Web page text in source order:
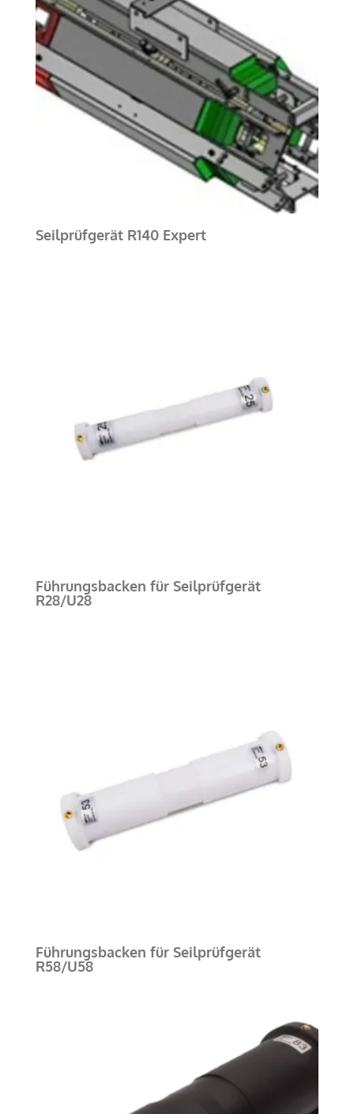
Seilprüfgerät R140 Expert
Führungsbacken für Seilprüfgerät
R28/U28
Führungsbacken für Seilprüfgerät
R58/U58